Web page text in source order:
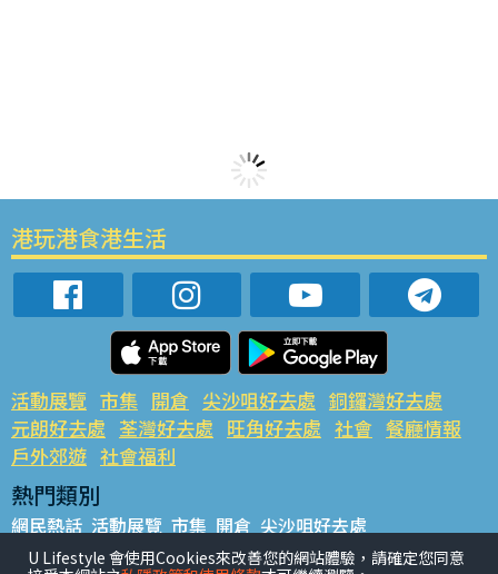
港玩港食港生活
活動展覽 市集 開倉 尖沙咀好去處 銅鑼灣好去處
元朗好去處 荃灣好去處 旺角好去處 社會 餐廳情報
戶外郊遊 社會福利
熱門類別
網民熱話 活動展覽 市集 開倉 尖沙咀好去處
銅鑼灣好去處 元朗好去處 荃灣好去處 旺角好去處 社會
U Lifestyle 會使用Cookies來改善您的網站體驗，請確定您同意